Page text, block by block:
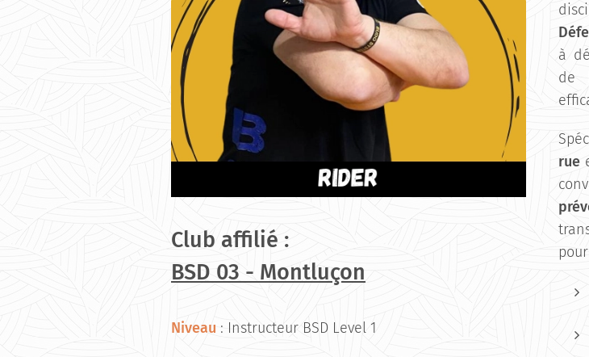
Club affilié :
BSD 03 -Montluçon
Niveau : Instructeur BSD Level 1
à
de
rue